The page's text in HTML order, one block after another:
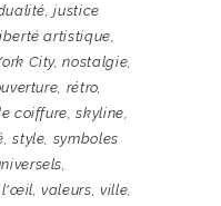
,justice
artistique,
City,nostalgie,
, rétro,
coiffure,skyline,
,style, symboles
,
l'œil,valeurs,ville,